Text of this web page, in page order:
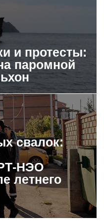
и протесты:
паромной
свалок:
НЭО
летнего